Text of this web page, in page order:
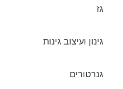
גז
גינון ועיצוב גינות
גנרטורים